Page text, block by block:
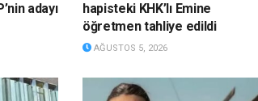
adayı
hapisteki KHK’lı Emine
öğretmen tahliye edildi
AĞUSTOS 5, 2026